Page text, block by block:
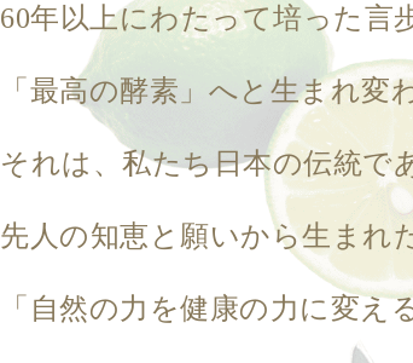
60年以上にわたって培った言
「最高の酵素」へと生まれ変
それは、私たち日本の伝統で
先人の知恵と願いから生まれ
「自然の力を健康の力に変え